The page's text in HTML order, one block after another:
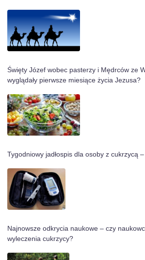
Święty Józef wobec pasterzy i Mędrców ze
wyglądały pierwsze miesiące życia Jezusa?
Tygodniowy jadłospis dla osoby z cukrzycą
Najnowsze odkrycia naukowe – czy
wyleczenia cukrzycy?